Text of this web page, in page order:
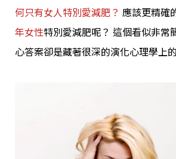
何只有女人特別愛減肥？ 應該更精確
年女性特別愛減肥呢？ 這個看似非常
心答案卻是藏著很深的演化心理學上